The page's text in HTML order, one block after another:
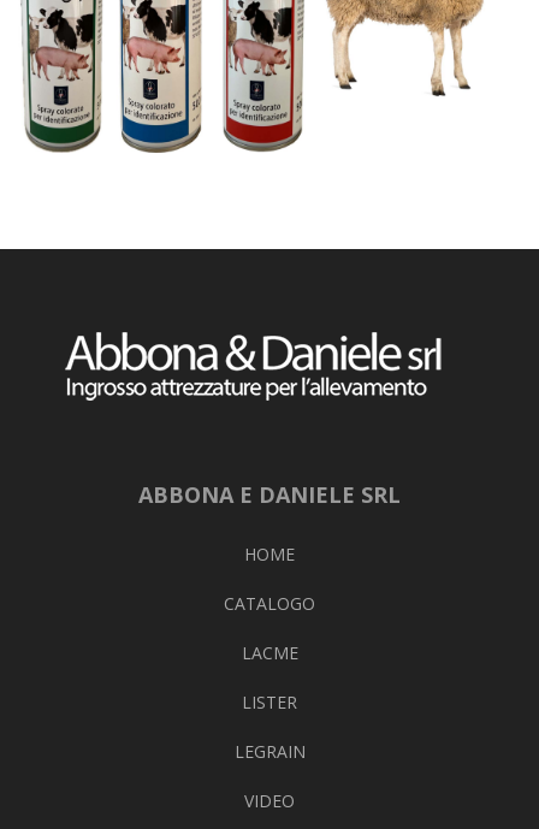
ABBONA E DANIELE SRL
HOME
CATALOGO
LACME
LISTER
LEGRAIN
VIDEO